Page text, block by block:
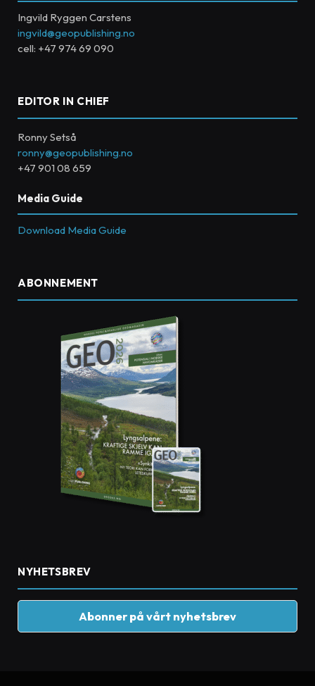
Ingvild Ryggen Carstens
ingvild@geopublishing.no
cell: +47 974 69 090
EDITOR IN CHIEF
Ronny Setså
ronny@geopublishing.no
+47 901 08 659
Media Guide
Download Media Guide
ABONNEMENT
NYHETSBREV
Abonner på vårt nyhetsbrev